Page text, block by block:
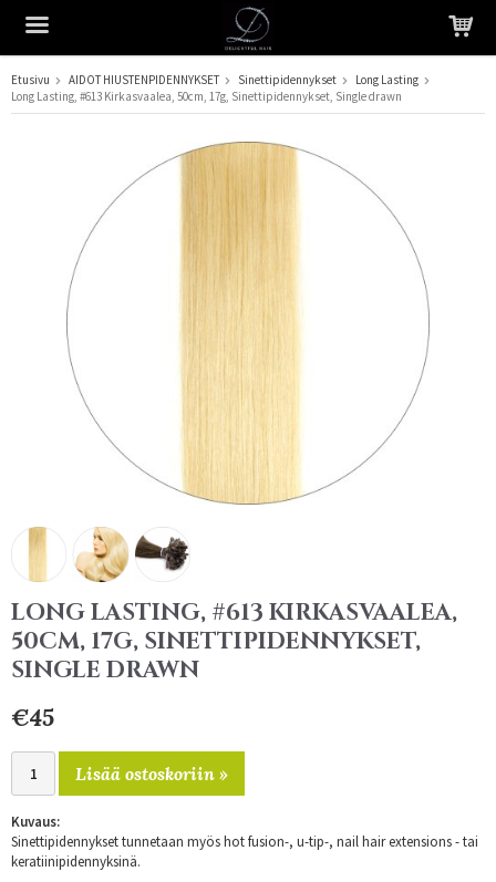
Tuote on lisätty ostoskoriin
Etusivu AIDOT HIUSTENPIDENNYKSET Sinettipidennykset
Long Lasting
Long Lasting, #613 Kirkasvaalea, 50cm, 17g, Sinettipidennykset, Single drawn
LONG LASTING, #613 KIRKASVAALEA,
50CM, 17G, SINETTIPIDENNYKSET,
SINGLE DRAWN
€45
Lisää ostoskoriin »
Kuvaus:
Sinettipidennykset tunnetaan myös hot fusion-, u-tip-, nail hair extensions - tai
keratiinipidennyksinä.